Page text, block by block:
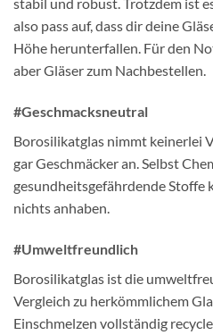
also pass auf, dass dir deine
Höhe herunterfallen. Für den
aber Gläser zum Nachbestellen.
#Geschmacksneutral
Borosilikatglas nimmt keinerlei
gar Geschmäcker an. Selbst
gesundheitsgefährdende Stoffe
nichts anhaben.
#Umweltfreundlich
Borosilikatglas ist die
Vergleich zu herkömmlichem
Einschmelzen vollständig